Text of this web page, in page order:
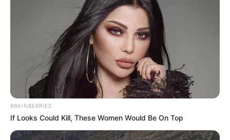
BANDAS CRIMINALES
ALERTA PAISA
ORIENTE ANTIOQUEÑO
ELN EJÉRCITO NACIONAL
MANTÉNGASE EN ALERTA
Tenemos todas las noticias que le
interesan. Para estar bien informado, por
favor, active las notificaciones de Alerta.
ACTIVAR AHORA
BRAINBERRIES
If Looks Could Kill, These Women Would Be On Top